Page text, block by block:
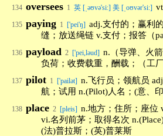
134 oversees 1 英 [ˌəʊvə'siː] 美 [ˌoʊvər'siː]
135 paying 1 ['pei'ŋ] adj.支付的；赢利
缝；放送绳链 v.支付；报答（
136 payload 2 ['pei,ləud] n.（导弹、火
负荷；收费载重，酬载；（工
137 pilot 1 ['pailət] n.飞行员；领航员
航；试用 n.(Pilot)人名；(意、
138 place 2 [pleis] n.地方；住所；座位
vi.名列前茅；取得名次
(法)普拉斯；(英)普莱斯